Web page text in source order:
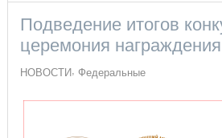
Подведение итогов
церемония
НОВОСТИ Федеральные